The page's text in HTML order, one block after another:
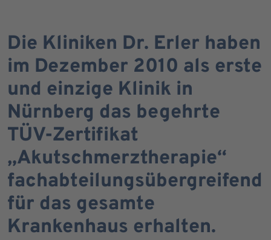
Die Kliniken Dr. Erler haben
im Dezember 2010 als erste
und einzige Klinik in
Nürnberg das begehrte
TÜV-Zertifikat
„Akutschmerztherapie“
fachabteilungsübergreifend
für das gesamte
Krankenhaus erhalten.